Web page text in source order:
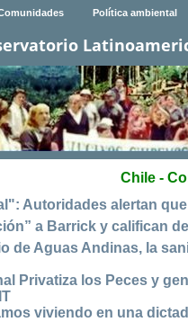
Política ambiental
Chile -
Autoridades alertan
a Barrick y califican
de Aguas Andinas, la
Privatiza los Peces y
viviendo en una